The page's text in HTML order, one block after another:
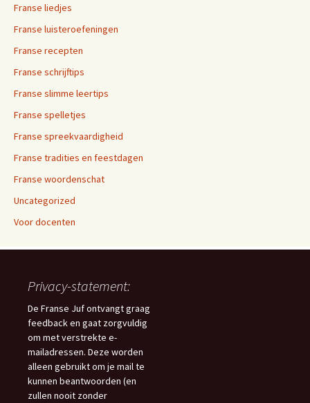
Franse liedjes
Franse luisteroefeningen
Franse recepten
Franse schrijftips
Franse slimme leertips
Franse spelletjes
Franse spreekvaardigheid
Franse tradities en feestdagen
Franse woordenschat
Uncategorized
Voor docenten
Privacy-statement:
De Franse Juf ontvangt graag
feedback en gaat zorgvuldig
om met verstrekte e-
mailadressen. Deze worden
alleen gebruikt om je mail te
kunnen beantwoorden (en
zullen nooit zonder